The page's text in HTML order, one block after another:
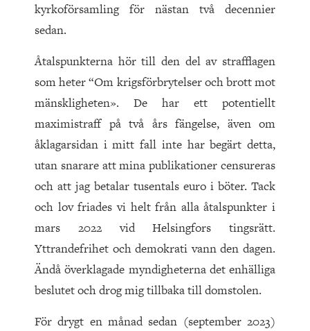
kyrkoförsamling för nästan två decennier
sedan.
Åtalspunkterna hör till den del av strafflagen
som heter “Om krigsförbrytelser och brott mot
mänskligheten». De har ett potentiellt
maximistraff på två års fängelse, även om
åklagarsidan i mitt fall inte har begärt detta,
utan snarare att mina publikationer censureras
och att jag betalar tusentals euro i böter. Tack
och lov friades vi helt från alla åtalspunkter i
mars 2022 vid Helsingfors tingsrätt.
Yttrandefrihet och demokrati vann den dagen.
Ändå överklagade myndigheterna det enhälliga
beslutet och drog mig tillbaka till domstolen.
För drygt en månad sedan (september 2023)